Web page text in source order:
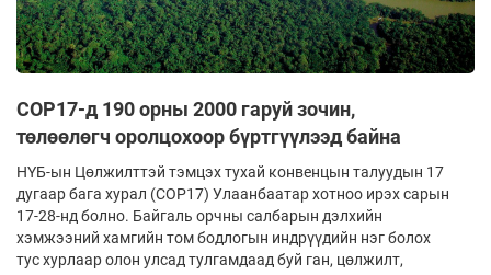
COP17-д 190 орны 2000 гаруй зочин,
төлөөлөгч оролцохоор бүртгүүлээд байна
НҮБ-ын Цөлжилттэй тэмцэх тухай конвенцын талуудын 17
дугаар бага хурал (COP17) Улаанбаатар хотноо ирэх сарын
17-28-нд болно. Байгаль орчны салбарын дэлхийн
хэмжээний хамгийн том бодлогын индрүүдийн нэг болох
тус хурлаар олон улсад тулгамдаад буй ган, цөлжилт,